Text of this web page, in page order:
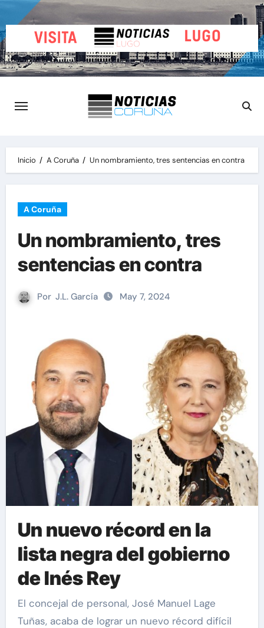
al
contenido
Inicio A Coruña Un nombramiento, tres sentencias en contra
A Coruña
Un nombramiento, tres
sentencias en contra
Por J.L. García May 7, 2024
Un nuevo récord en la
lista negra del gobierno
de Inés Rey
El concejal de personal, José Manuel Lage
Tuñas, acaba de lograr un nuevo récord difícil